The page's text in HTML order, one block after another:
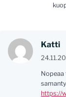
Katti
Nopeaa
https://